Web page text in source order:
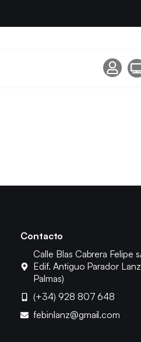
Contacto
Calle Blas Cabrera Felipe
Edif. Antiguo Parador
Palmas)
(+34) 928 807 648
febinlanz@gmail.com